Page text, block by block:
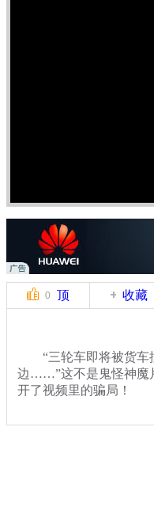
0 顶 收藏
“三轮车即将被货车
边……”这不是鬼怪神魔
开了视频里的骗局！